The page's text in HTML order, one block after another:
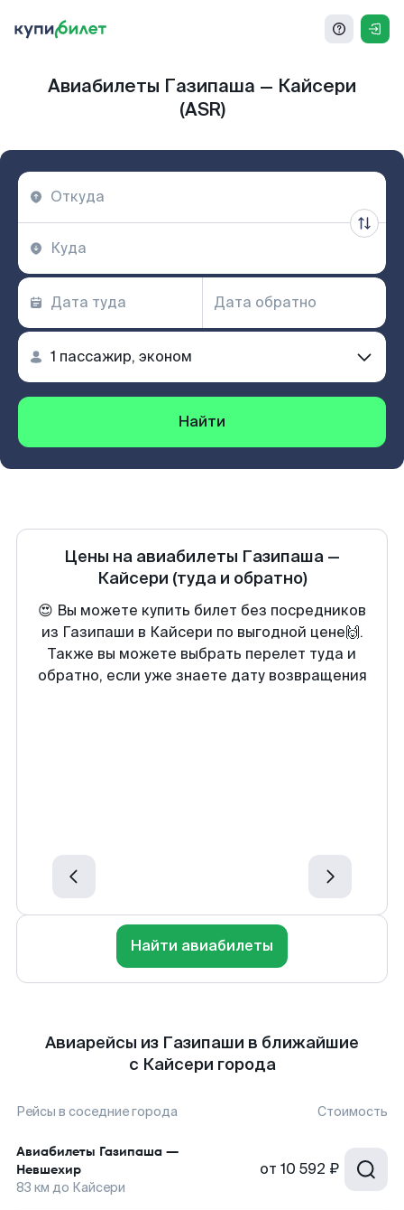
Авиабилеты Газипаша — Кайсери
(ASR)
Найти
Цены на авиабилеты Газипаша —
Кайсери (туда и обратно)
😍 Вы можете купить билет без посредников
из Газипаши в Кайсери по выгодной цене🙌.
Также вы можете выбрать перелет туда и
обратно, если уже знаете дату возвращения
Найти авиабилеты
Авиарейсы из Газипаши в ближайшие
с Кайсери города
Рейсы в соседние города Стоимость
Авиабилеты Газипаша —
Невшехир
83 км до Кайсери
от 10 592 ₽